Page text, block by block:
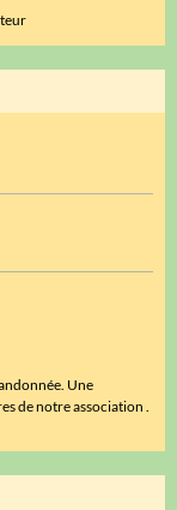
Une
de notre association .